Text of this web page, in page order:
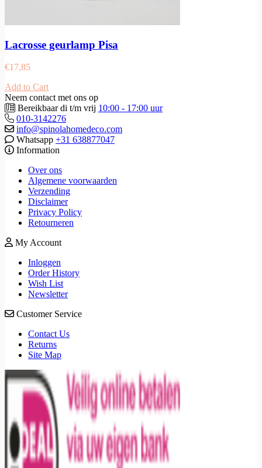
Lacrosse geurlamp Pisa
€17,85
Add to Cart
Neem contact met ons op
Bereikbaar di t/m vrij 10:00 - 17:00 uur
010-3142276
info@spinolahomedeco.com
Whatsapp +31 638877047
Information
Over ons
Algemene voorwaarden
Verzending
Disclaimer
Privacy Policy
Retourneren
My Account
Inloggen
Order History
Wish List
Newsletter
Customer Service
Contact Us
Returns
Site Map